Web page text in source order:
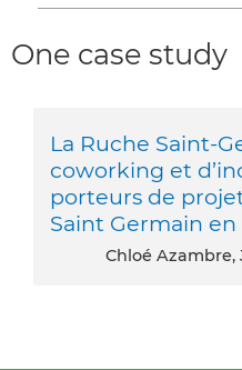
One case study
La Ruche Saint-
coworking et
porteurs de
Saint Germain en
Chloé